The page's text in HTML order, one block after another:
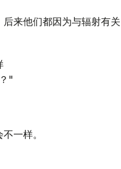
来他们都因为与辐射有关
"
一样。